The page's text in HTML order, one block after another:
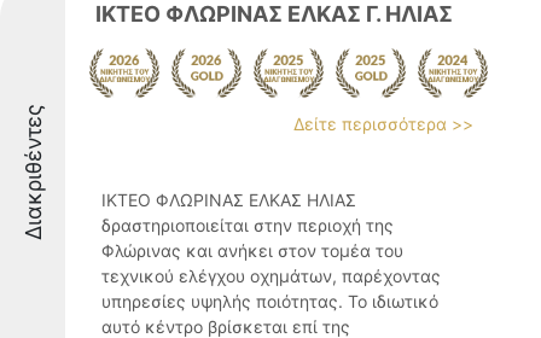
Διακριθέντες
ΙΚΤΕΟ ΦΛΩΡΙΝΑΣ ΕΛΚΑΣ Γ. ΗΛΙΑΣ
Δείτε περισσότερα >>
ΙΚΤΕΟ ΦΛΩΡΙΝΑΣ ΕΛΚΑΣ ΗΛΙΑΣ
δραστηριοποιείται στην περιοχή της
Φλώρινας και ανήκει στον τομέα του
τεχνικού ελέγχου οχημάτων, παρέχοντας
υπηρεσίες υψηλής ποιότητας. Το ιδιωτικό
αυτό κέντρο βρίσκεται επί της